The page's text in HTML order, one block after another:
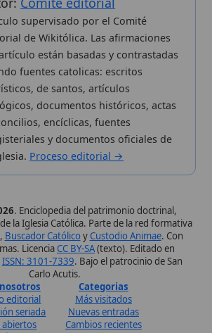
y documentos oficiales de
Proceso editorial →
. Enciclopedia del patrimonio doctrinal,
Iglesia Católica. Parte de la red formativa
Católico Custodio Animae
LicenciaCC BY-SA(texto). Editado en
3101-7339. Bajo el patrocinio de San
Carlo Acutis.
Categorias
Más visitados
Widgets para tu web
✦ SÍGUENOS EN
de WhatsApp
· publicación regular
de Instagram
· @wikitolica